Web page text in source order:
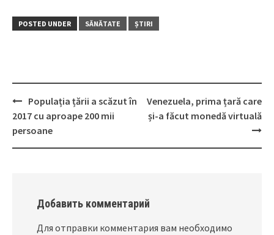
POSTED UNDER SĂNĂTATE ȘTIRI
Post
navigation
Populația țării a scăzut în
2017 cu aproape 200 mii
persoane
Venezuela, prima țară care
și-a făcut monedă virtuală
Добавить комментарий
Для отправки комментария вам необходимо